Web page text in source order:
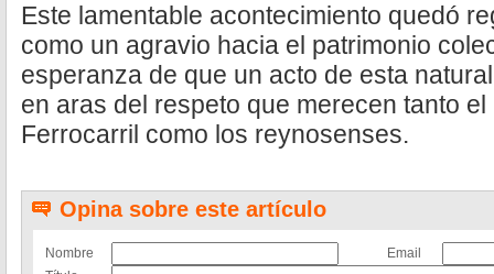
Este lamentable acontecimiento quedó
como un agravio hacia el patrimonio
esperanza de que un acto de esta
en aras del respeto que merecen tanto
Ferrocarril como los reynosenses.
Opina sobre este artículo
Nombre
Email